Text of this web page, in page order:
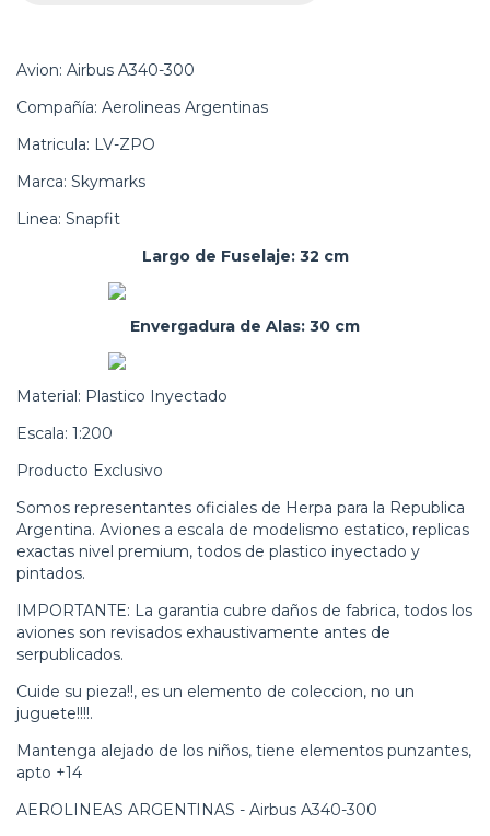
Avion: Airbus A340-300
Compañía: Aerolineas Argentinas
Matricula: LV-ZPO
Marca: Skymarks
Linea: Snapfit
Largo de Fuselaje: 32 cm
Envergadura de Alas: 30 cm
Material: Plastico Inyectado
Escala: 1:200
Producto Exclusivo
Somos representantes oficiales de Herpa para la Republica
Argentina. Aviones a escala de modelismo estatico, replicas
exactas nivel premium, todos de plastico inyectado y
pintados.
IMPORTANTE: La garantia cubre daños de fabrica, todos los
aviones son revisados exhaustivamente antes de
serpublicados.
Cuide su pieza!!, es un elemento de coleccion, no un
juguete!!!!.
Mantenga alejado de los niños, tiene elementos punzantes,
apto +14
AEROLINEAS ARGENTINAS - Airbus A340-300